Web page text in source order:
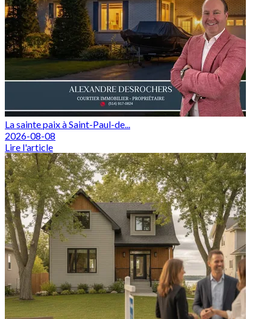
La sainte paix à Saint-Paul-de...
2026-08-08
Lire l'article